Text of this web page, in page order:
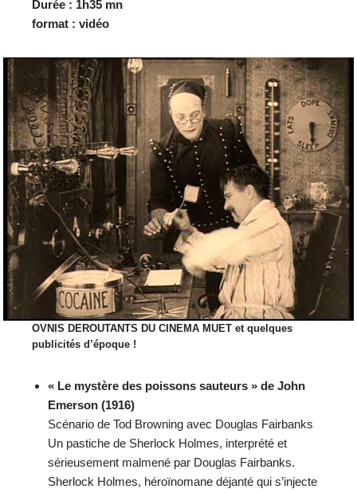
Durée : 1h35 mn
format : vidéo
OVNIS DEROUTANTS DU CINEMA MUET et quelques
publicités d’époque !
« Le mystère des poissons sauteurs » de John
Emerson (1916)
Scénario de Tod Browning avec Douglas Fairbanks
Un pastiche de Sherlock Holmes, interprété et
sérieusement malmené par Douglas Fairbanks.
Sherlock Holmes, héroïnomane déjanté qui s’injecte